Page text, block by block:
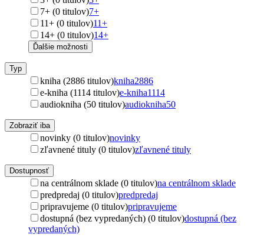
7+ (0 titulov)7+
11+ (0 titulov)11+
14+ (0 titulov)14+
Ďalšie možnosti
Typ
kniha (2886 titulov)kniha2886
e-kniha (1114 titulov)e-kniha1114
audiokniha (50 titulov)audiokniha50
Zobraziť iba
novinky (0 titulov)novinky
zľavnené tituly (0 titulov)zľavnené tituly
Dostupnosť
na centrálnom sklade (0 titulov)na centrálnom sklade
predpredaj (0 titulov)predpredaj
pripravujeme (0 titulov)pripravujeme
dostupná (bez vypredaných) (0 titulov)dostupná (bez
vypredaných)